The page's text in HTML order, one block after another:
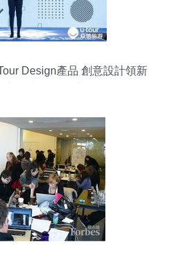
Design產品 創意設計領新